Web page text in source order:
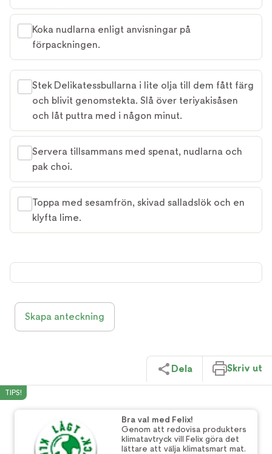
Koka nudlarna enligt anvisningar på
förpackningen.
Stek Delikatessbullarna i lite olja till dem fått färg
och blivit genomstekta. Slå över teriyakisåsen
och låt puttra med i någon minut.
Servera tillsammans med spenat, nudlarna och
pak choi.
Toppa med sesamfrön, skivad salladslök och en
klyfta lime.
Skapa anteckning
Dela Skriv ut
TIPS!
Bra val med Felix!
Genom att redovisa produkters
klimatavtryck vill Felix göra det
lättare att välja klimatsmart mat.